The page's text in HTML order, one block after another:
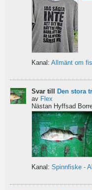
Kanal: Allmänt om
Svar till Den stora
av Flex
Nästan Hyffsad
Kanal: Spinnfiske -